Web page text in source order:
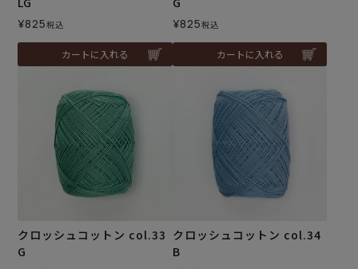
¥825税込
カートに入れる
¥825税込
カートに入れる
クロッシュコットン col.33
G
クロッシュコットン col.34
B